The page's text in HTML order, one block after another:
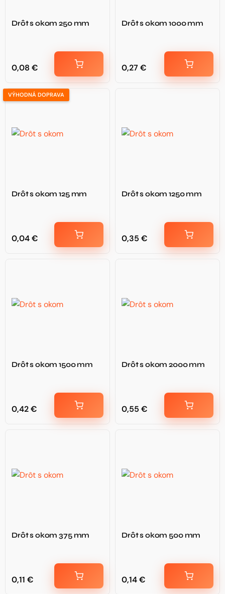
Drôt s okom 250 mm
0,08 €
Drôt s okom 1000 mm
0,27 €
VÝHODNÁ DOPRAVA
Drôt s okom 125 mm
0,04€
Drôt s okom 1250 mm
0,35 €
Drôt s okom 1500 mm
0,42€
Drôt s okom 2000 mm
0,55 €
Drôt s okom 375 mm
0,11 €
Drôt s okom 500 mm
0,14€